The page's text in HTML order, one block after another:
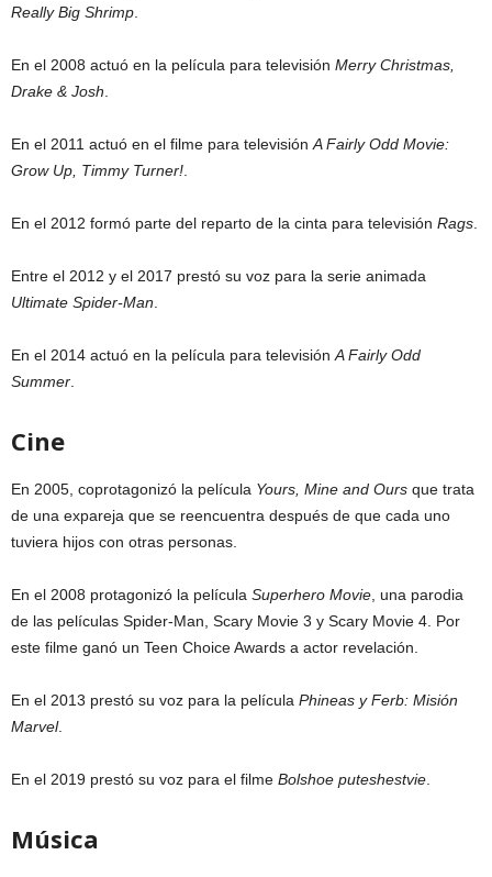
Really Big Shrimp
En el 2008 actuó en la película para televisión Merry Christmas,
Drake & Josh
En el 2011 actuó en el filme para televisión A Fairly Odd Movie:
Grow Up, Timmy Turner!
En el 2012 formó parte del reparto de la cinta para televisión Rags
Entre el 2012 y el 2017 prestó su voz para la serie animada
Ultimate Spider-Man
En el 2014 actuó en la película para televisión A Fairly Odd
Summer
Cine
En 2005, coprotagonizó la película Yours, Mine and Ours que trata
de una expareja que se reencuentra después de que cada uno
tuviera hijos con otras personas.
En el 2008 protagonizó la película Superhero Movie , una parodia
de las películas Spider-Man, Scary Movie 3 y Scary Movie 4. Por
este filme ganó un Teen Choice Awards a actor revelación.
En el 2013 prestó su voz para la película Phineas y Ferb: Misión
Marvel.
En el 2019 prestó su voz para el filme Bolshoe puteshestvie
Música